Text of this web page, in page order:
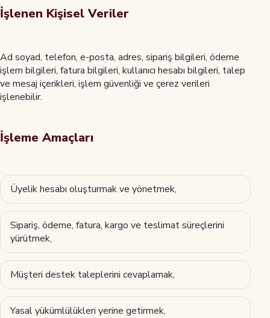
İşlenen Kişisel Veriler
Ad soyad, telefon, e-posta, adres, sipariş bilgileri, ödeme
işlem bilgileri, fatura bilgileri, kullanıcı hesabı bilgileri, talep
ve mesaj içerikleri, işlem güvenliği ve çerez verileri
işlenebilir.
İşleme Amaçları
Üyelik hesabı oluşturmak ve yönetmek,
Sipariş, ödeme, fatura, kargo ve teslimat süreçlerini
yürütmek,
Müşteri destek taleplerini cevaplamak,
Yasal yükümlülükleri yerine getirmek,